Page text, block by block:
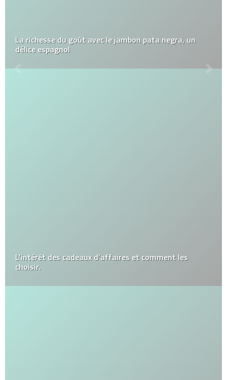
La richesse du goût avec le jambon pata negra, un
délice espagnol
L’intérêt des cadeaux d’affaires et comment les
choisir.